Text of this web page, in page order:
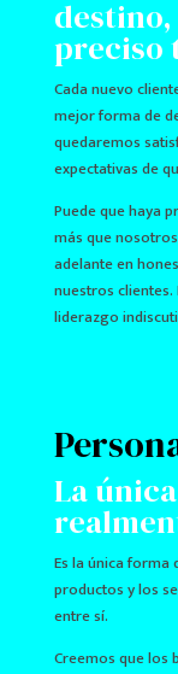
destino,
preciso
Cada nuevo
mejor forma de
quedaremos
expectativas de
Puede que haya
más que
adelante en
nuestros
liderazgo
La
Es la única forma
productos y los
entre sí.
Creemos que los